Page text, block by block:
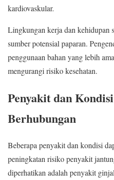
kardiovaskular.
Lingkungan kerja dan kehidupan
sumber potensial paparan.
penggunaan bahan yang lebih
mengurangi risiko kesehatan.
Penyakit dan
Berhubungan
Beberapa penyakit dan kondisi
peningkatan risiko penyakit
diperhatikan adalah penyakit